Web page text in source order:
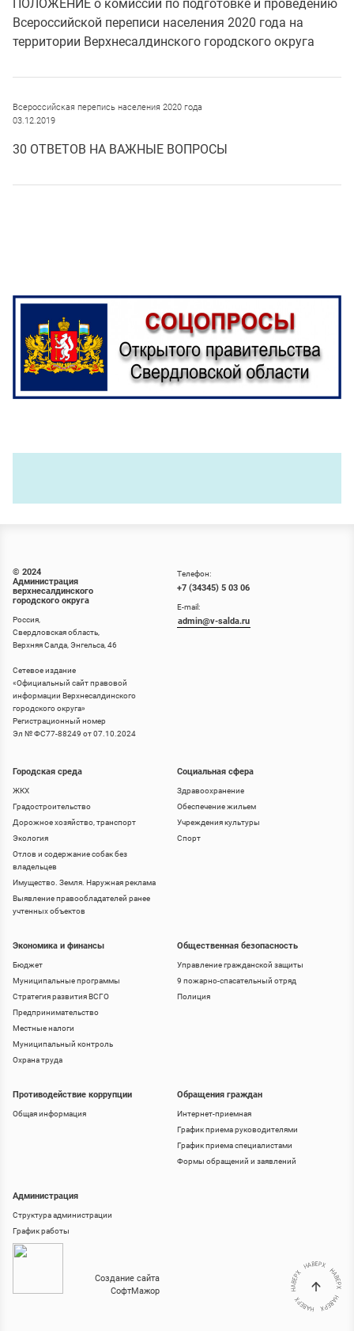
ПОЛОЖЕНИЕ о комиссии по подготовке и проведению
Всероссийской переписи населения 2020 года на
территории Верхнесалдинского городского округа
Всероссийская перепись населения 2020 года
03.12.2019
30 ОТВЕТОВ НА ВАЖНЫЕ ВОПРОСЫ
© 2024
Администрация
верхнесалдинского
городского округа
Россия,
Свердловская область,
Верхняя Салда, Энгельса, 46
Сетевое издание
«Официальный сайт правовой
информации Верхнесалдинского
городского округа»
Регистрационный номер
Эл № ФС77-88249 от 07.10.2024
Городская среда
ЖКХ
Градостроительство
Дорожное хозяйство, транспорт
Экология
Отлов и содержание собак без
владельцев
Имущество. Земля. Наружная реклама
Выявление правообладателей ранее
учтенных объектов
Социальная сфера
Здравоохранение
Обеспечение жильем
Учреждения культуры
Спорт
Телефон:
+7 (34345) 5 03 06
E-mail:
admin@v-salda.ru
Экономика и финансы
Бюджет
Муниципальные программы
Стратегия развития ВСГО
Предпринимательство
Местные налоги
Муниципальный контроль
Охрана труда
Общественная безопасность
Управление гражданской защиты
9 пожарно-спасательный отряд
Полиция
Противодействие коррупции
Общая информация
Обращения граждан
Интернет-приемная
График приема руководителями
График приема специалистами
Формы обращений и заявлений
Администрация
Структура администрации
График работы
Создание сайта
СофтМажор